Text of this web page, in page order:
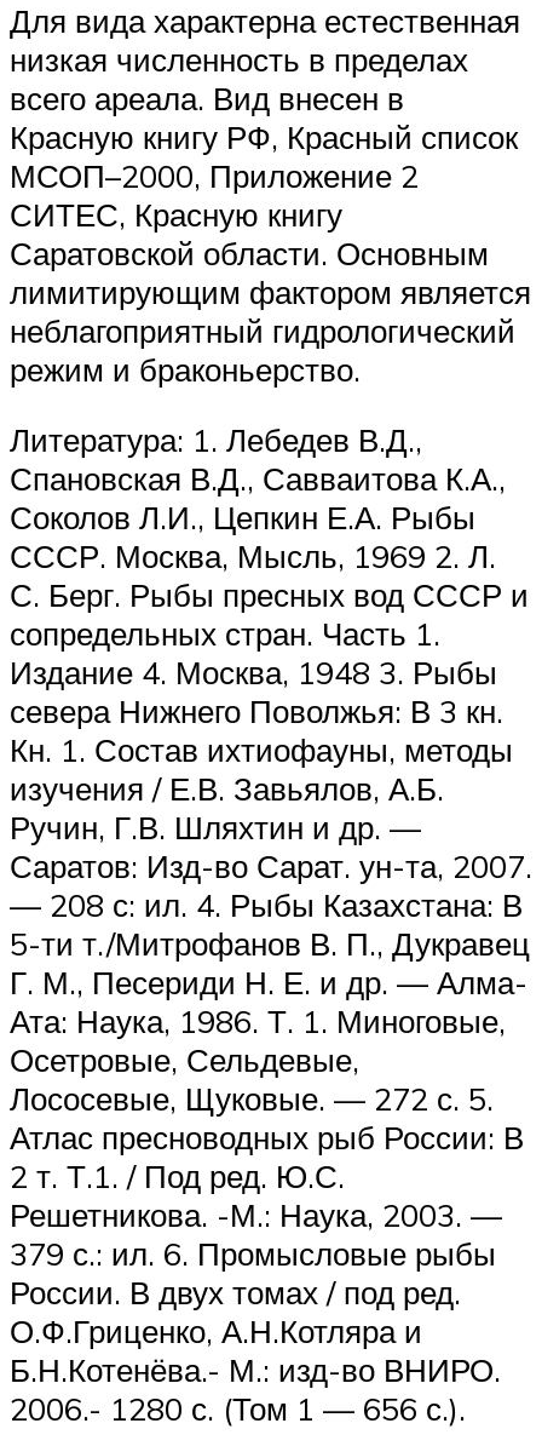
Для вида характерна естественная
низкая численность в пределах
всего ареала. Вид внесен в
Красную книгу РФ, Красный список
МСОП–2000, Приложение 2
СИТЕС, Красную книгу
Саратовской области. Основным
лимитирующим фактором является
неблагоприятный гидрологический
режим и браконьерство.
Литература: 1. Лебедев В.Д.,
Спановская В.Д., Савваитова К.А.,
Соколов Л.И., Цепкин Е.А. Рыбы
СССР. Москва, Мысль, 1969 2. Л.
С. Берг. Рыбы пресных вод СССР и
сопредельных стран. Часть 1.
Издание 4. Москва, 1948 3. Рыбы
севера Нижнего Поволжья: В 3 кн.
Кн. 1. Состав ихтиофауны, методы
изучения / Е.В. Завьялов, А.Б.
Ручин, Г.В. Шляхтин и др. —
Саратов: Изд-во Сарат. ун-та, 2007.
— 208 с: ил. 4. Рыбы Казахстана: В
5-ти т./Митрофанов В. П., Дукравец
Г. М., Песериди Н. Е. и др. — Алма-
Ата: Наука, 1986. Т. 1. Миноговые,
Осетровые, Сельдевые,
Лососевые, Щуковые. — 272 с. 5.
Атлас пресноводных рыб России: В
2 т. Т.1. / Под ред. Ю.С.
Решетникова. -М.: Наука, 2003. —
379 с.: ил. 6. Промысловые рыбы
России. В двух томах / под ред.
О.Ф.Гриценко, А.Н.Котляра и
Б.Н.Котенёва.- М.: изд-во ВНИРО.
2006.- 1280 с. (Том 1 — 656 с.).